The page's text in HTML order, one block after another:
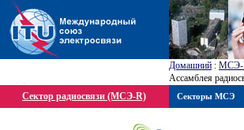
Домашний : МСЭ-
Ассамблея
Сектор радиосвязи (МСЭ-R)
Секторы МСЭ